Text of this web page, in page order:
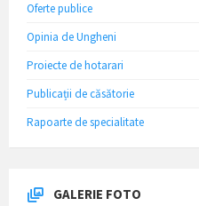
Oferte publice
Opinia de Ungheni
Proiecte de hotarari
Publicații de căsătorie
Rapoarte de specialitate
GALERIE FOTO